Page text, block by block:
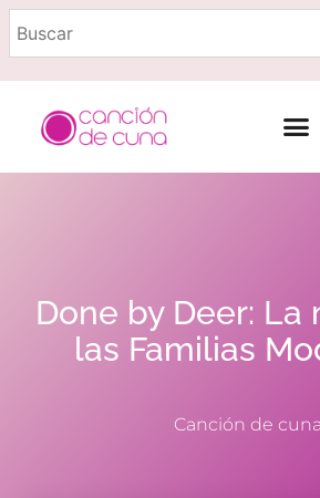
Done by Deer: La
las Familias
Canción de cuna